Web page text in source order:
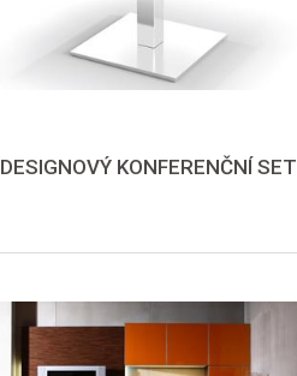
DESIGNOVÝ KONFERENČNÍ SET